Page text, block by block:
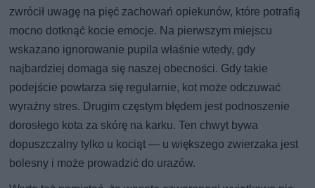
zwrócił uwagę na pięć zachowań opiekunów, które potrafią
mocno dotknąć kocie emocje. Na pierwszym miejscu
wskazano ignorowanie pupila właśnie wtedy, gdy
najbardziej domaga się naszej obecności. Gdy takie
podejście powtarza się regularnie, kot może odczuwać
wyraźny stres. Drugim częstym błędem jest podnoszenie
dorosłego kota za skórę na karku. Ten chwyt bywa
dopuszczalny tylko u kociąt — u większego zwierzaka jest
bolesny i może prowadzić do urazów.